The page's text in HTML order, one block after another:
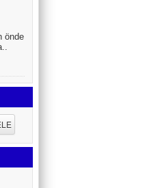
önde